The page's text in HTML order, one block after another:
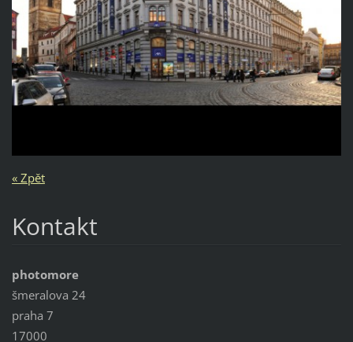
« Zpět
Kontakt
photomore
šmeralova 24
praha 7
17000